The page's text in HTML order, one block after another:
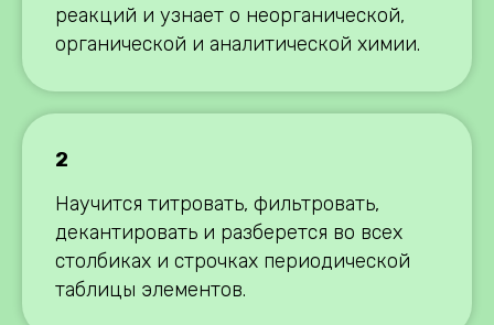
реакций и узнает о неорганической,
органической и аналитической химии.
2
Научится титровать, фильтровать,
декантировать и разберется во всех
столбиках и строчках периодической
таблицы элементов.